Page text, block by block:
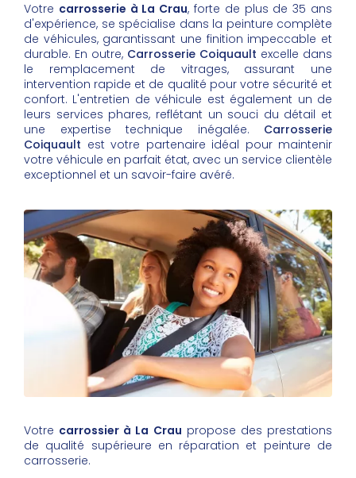
Votre carrosserie à La Crau, forte de plus de 35 ans
d'expérience, se spécialise dans la peinture complète
de véhicules, garantissant une finition impeccable et
durable. En outre, Carrosserie Coiquault excelle dans
le remplacement de vitrages, assurant une
intervention rapide et de qualité pour votre sécurité et
confort. L'entretien de véhicule est également un de
leurs services phares, reflétant un souci du détail et
une expertise technique inégalée. Carrosserie
Coiquault est votre partenaire idéal pour maintenir
votre véhicule en parfait état, avec un service clientèle
exceptionnel et un savoir-faire avéré.
Votre carrossier à La Crau propose des prestations
de qualité supérieure en réparation et peinture de
carrosserie.